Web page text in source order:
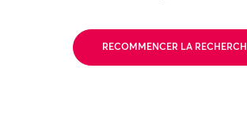
RECOMMENCER LA